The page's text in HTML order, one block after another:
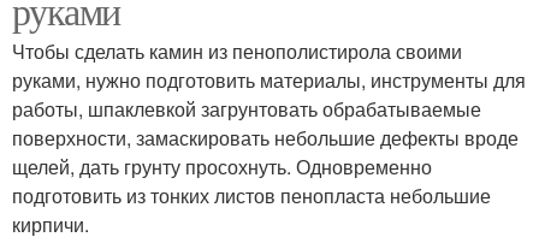
Чтобы сделать камин из пенополистирола своими
руками, нужно подготовить материалы, инструменты для
работы, шпаклевкой загрунтовать обрабатываемые
поверхности, замаскировать небольшие дефекты вроде
щелей, дать грунту просохнуть. Одновременно
подготовить из тонких листов пенопласта небольшие
кирпичи.